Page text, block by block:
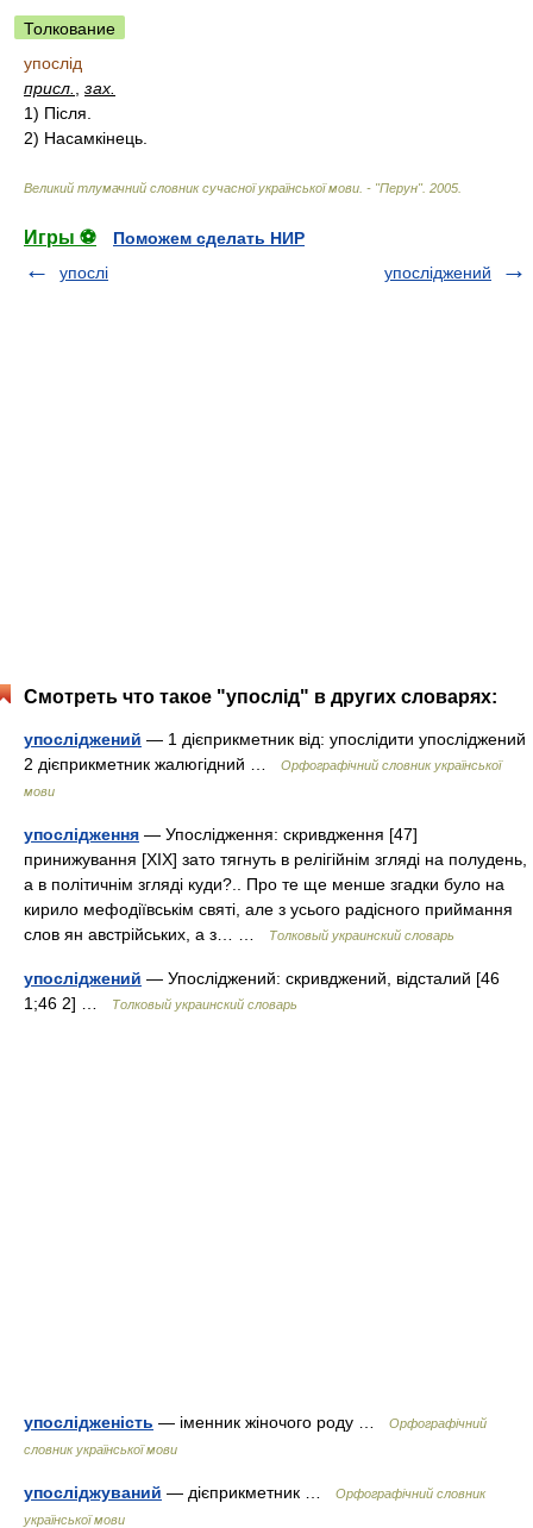
Толкование
упослід
присл.
зах.
1) Після.
2) Насамкінець.
Великий тлумачний словник сучасної української мови. - "Перун". 2005
Игры ⚽
Поможем сделать НИР
упослі
упосліджений
Смотреть что такое "упослід" в других словарях:
упосліджений — 1 дієприкметник від: упослідити упосліджений
2 дієприкметник жалюгідний …
Орфографічний словник української
мови
упослідження — Упослідження: скривдження [47]
принижування [XIX] зато тягнуть в релігійнім згляді на полудень,
а в політичнім згляді куди?.. Про те ще менше згадки було на
кирило мефодіївськім святі, але з усього радісного приймання
слов ян австрійських, а з… …
Толковый украинский словарь
упосліджений — Упосліджений: скривджений, відсталий [46
1;46 2] …
Толковый украинский словарь
упослідженість — іменник жіночого роду …
Орфографічний
словник української мови
упосліджуваний — дієприкметник …
Орфографічний словник
української мови